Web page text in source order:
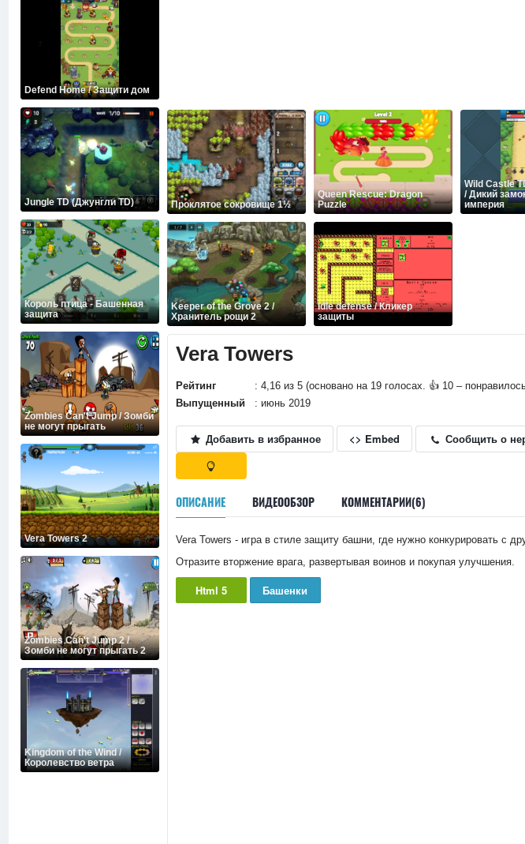
Defend Home / Защити дом
Jungle TD (Джунгли TD)
Король птица - Башенная
защита
Zombies Can't Jump / Зомби
не могут прыгать
Vera Towers 2
Zombies Can't Jump 2 /
Зомби не могут прыгать 2
Kingdom of the Wind /
Королевство ветра
Проклятое сокровище 1½
Queen Rescue: Dragon
Puzzle
Wild Castle
/ Дикий
империя
Keeper of the Grove 2 /
Хранитель рощи 2
Idle defense / Кликер
защиты
Vera Towers
Рейтинг
: 4,16 из 5 (основано на 19 голосах. 👍 10 –
Выпущенный
: июнь 2019
Добавить в избранное <> Embed Сообщить о
ОПИСАНИЕ ВИДЕООБЗОР КОММЕНТАРИИ(6)
Vera Towers - игра в стиле защиту башни, где нужно конкурировать с
Отразите вторжение врага, развертывая воинов и покупая улучшения.
Html 5 Башенки